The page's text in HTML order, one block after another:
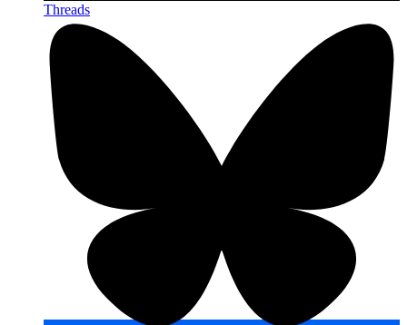
Threads